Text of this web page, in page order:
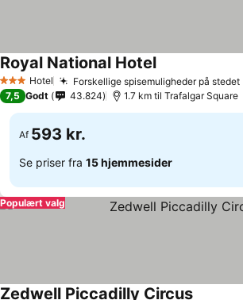
3 StjernerHotel Forskellige spisemuligheder på stedet
Royal National Hotel
7,5 Godt 43.824 1.7 km til Trafalgar Square
Af 593 kr.
Se priser fra 15 hjemmesider
Populært valg
Zedwell Piccadilly Circus